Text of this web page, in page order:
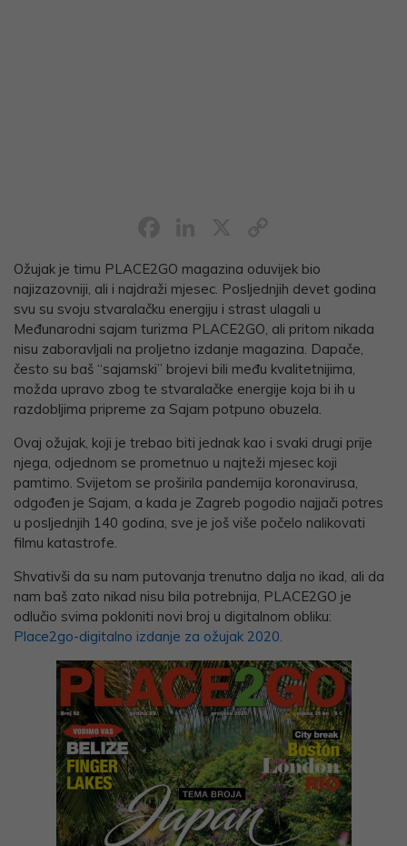
Link
Ožujak je timu PLACE2GO magazina oduvijek bio
najizazovniji, ali i najdraži mjesec. Posljednjih devet godina
svu su svoju stvaralačku energiju i strast ulagali u
Međunarodni sajam turizma PLACE2GO, ali pritom nikada
nisu zaboravljali na proljetno izdanje magazina. Dapače,
često su baš “sajamski” brojevi bili među kvalitetnijima,
možda upravo zbog te stvaralačke energije koja bi ih u
razdobljima pripreme za Sajam potpuno obuzela.
Ovaj ožujak, koji je trebao biti jednak kao i svaki drugi prije
njega, odjednom se prometnuo u najteži mjesec koji
pamtimo. Svijetom se proširila pandemija koronavirusa,
odgođen je Sajam, a kada je Zagreb pogodio najjači potres
u posljednjih 140 godina, sve je još više počelo nalikovati
filmu katastrofe.
Shvativši da su nam putovanja trenutno dalja no ikad, ali da
nam baš zato nikad nisu bila potrebnija, PLACE2GO je
odlučio svima pokloniti novi broj u digitalnom obliku:
Place2go-digitalno izdanje za ožujak 2020.